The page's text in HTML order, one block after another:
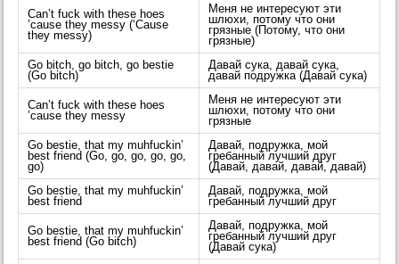
Can’t fuck with these hoes
’cause they messy (‘Cause
they messy)
Меня не интересуют эти
шлюхи, потому что они
грязные (Потому, что они
грязные)
Go bitch, go bitch, go bestie
(Go bitch)
Давай сука, давай сука,
давай подружка (Давай сука)
Can’t fuck with these hoes
’cause they messy
Меня не интересуют эти
шлюхи, потому что они
грязные
Go bestie, that my muhfuckin’
best friend (Go, go, go, go, go,
go)
Давай, подружка, мой
гребанный лучший друг
(Давай, давай, давай, давай)
Go bestie, that my muhfuckin’
best friend
Давай, подружка, мой
гребанный лучший друг
Go bestie, that my muhfuckin’
best friend (Go bitch)
Давай, подружка, мой
гребанный лучший друг
(Давай сука)